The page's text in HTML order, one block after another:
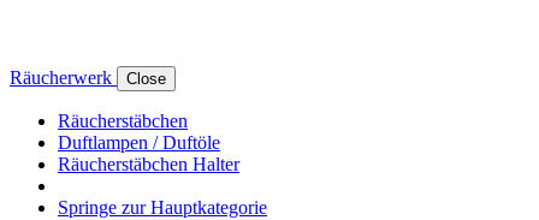
Räucherwerk Close
Räucherstäbchen
Duftlampen / Duftöle
Räucherstäbchen Halter
Springe zur Hauptkategorie